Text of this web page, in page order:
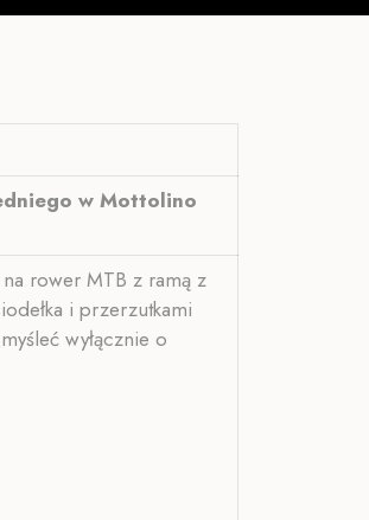
w Mottolino
rower MTB z ramą z
i przerzutkami
wyłącznie o